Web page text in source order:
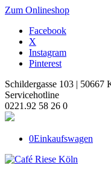
Zum Onlineshop
Facebook
X
Instagram
Pinterest
Schildergasse 103 | 50667
Servicehotline
0221.92 58 26 0
0Einkaufswagen